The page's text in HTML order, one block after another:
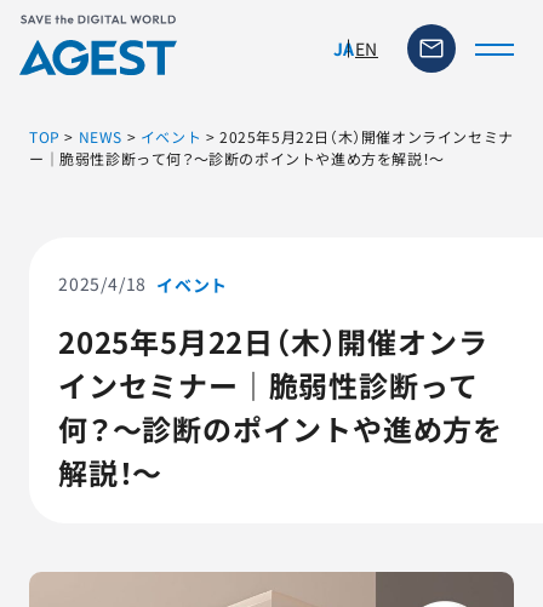
JAEN
ソリューション・サービス
脆弱性リスク管理ツール
TFACT (AIテストツール)
ニュース
TOP > NEWS > イベント >2025年5月22日（木）開催オンラインセミナ
ー｜脆弱性診断って何？～診断のポイントや進め方を解説！～
2025/4/18 イベント
2025年5月22日（木）開催オンラ
インセミナー｜脆弱性診断って
何？～診断のポイントや進め方を
解説！～